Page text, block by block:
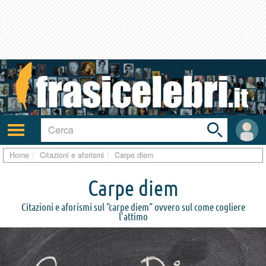
Attiva/disattiva
navigazione
User
area
Toggle
search
bar
Home Citazioni e aforismi Carpe diem
Carpe diem
Citazioni e aforismi sul "carpe diem" ovvero sul come cogliere
l'attimo